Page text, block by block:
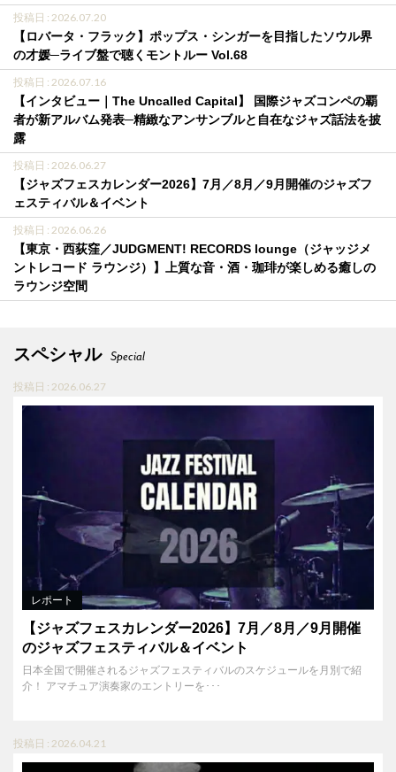
投稿日 : 2026.07.20
【ロバータ・フラック】ポップス・シンガーを目指したソウル界
の才媛─ライブ盤で聴くモントルー Vol.68
投稿日 : 2026.07.16
【インタビュー｜The Uncalled Capital】 国際ジャズコンペの覇
者が新アルバム発表─精緻なアンサンブルと自在なジャズ話法を披
露
投稿日 : 2026.06.27
【ジャズフェスカレンダー2026】7月／8月／9月開催のジャズフ
ェスティバル＆イベント
投稿日 : 2026.06.26
【東京・西荻窪／JUDGMENT! RECORDS lounge（ジャッジメ
ントレコード ラウンジ）】上質な音・酒・珈琲が楽しめる癒しの
ラウンジ空間
スペシャル Special
投稿日 : 2026.06.27
レポート
【ジャズフェスカレンダー2026】7月／8月／9月開催
のジャズフェスティバル＆イベント
日本全国で開催されるジャズフェスティバルのスケジュールを月別で紹
介！ アマチュア演奏家のエントリーを･･･
投稿日 : 2026.04.21